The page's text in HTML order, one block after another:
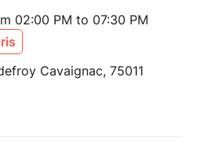
02:00 PM to 07:30 PM
Cavaignac, 75011